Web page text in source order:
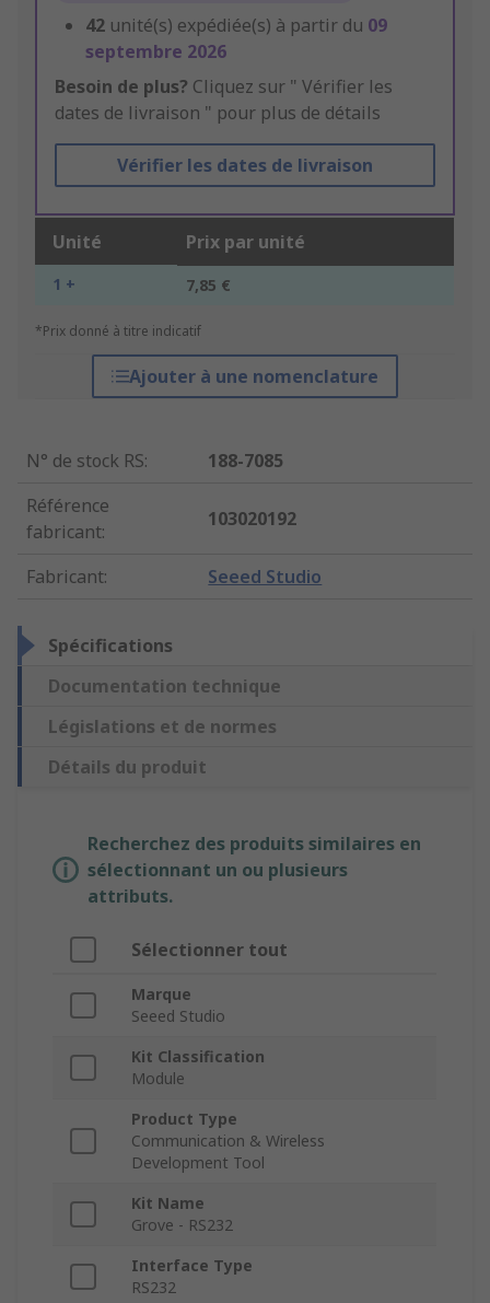
42 unité(s) expédiée(s) à partir du 09
septembre 2026
Besoin de plus? Cliquez sur " Vérifier les
dates de livraison " pour plus de détails
Vérifier les dates de livraison
Unité Prix par unité
1 + 7,85 €
*Prix donné à titre indicatif
Ajouter à une nomenclature
N° de stock RS:
188-7085
Référence
fabricant:
103020192
Fabricant: Seeed Studio
Spécifications
Documentation technique
Législations et de normes
Détails du produit
Recherchez des produits similaires en
sélectionnant un ou plusieurs
attributs.
Sélectionner tout
Marque
Seeed Studio
Kit Classification
Module
Product Type
Communication & Wireless
Development Tool
Kit Name
Grove - RS232
Interface Type
RS232